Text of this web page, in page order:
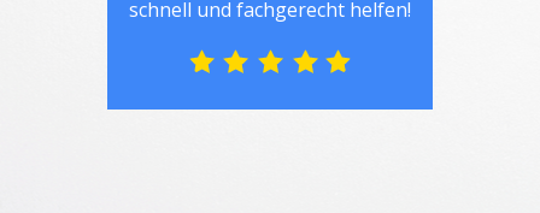
schnell und fachgerecht helfen!